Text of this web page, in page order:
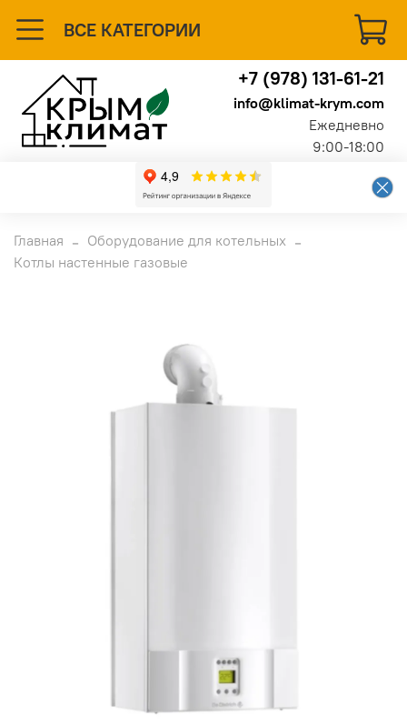
ВСЕ КАТЕГОРИИ
+7 (978) 131-61-21
info@klimat-krym.com
Ежедневно
9:00-18:00
Главная
Оборудование для котельных
Котлы настенные газовые